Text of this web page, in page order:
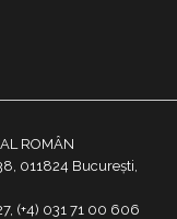
ROMÂN
011824 București,
(+4) 031 71 00 606